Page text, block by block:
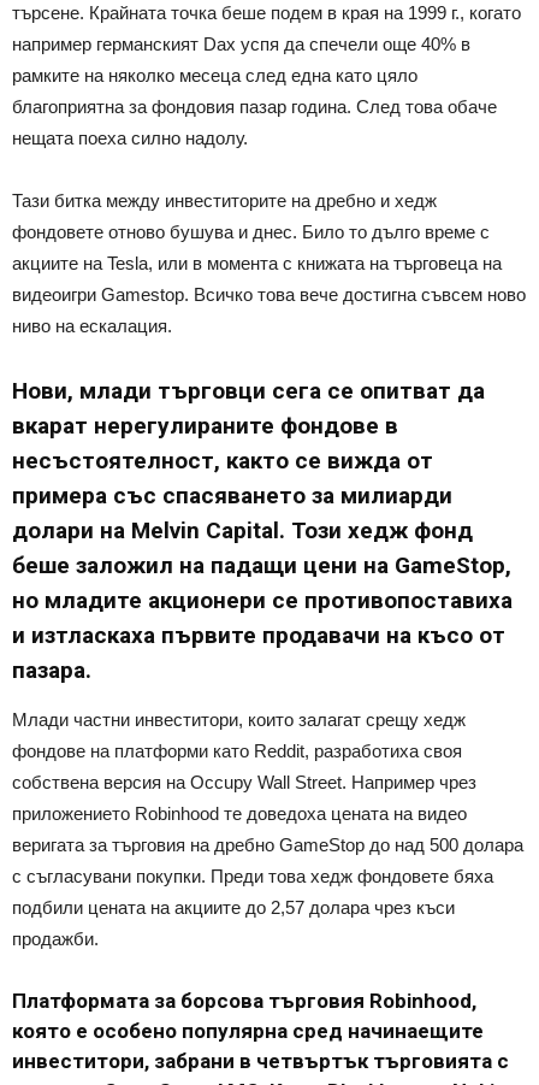
търсене. Крайната точка беше подем в края на 1999 г., когато
например германският Dax успя да спечели още 40% в
рамките на няколко месеца след една като цяло
благоприятна за фондовия пазар година. След това обаче
нещата поеха силно надолу.
Тази битка между инвеститорите на дребно и хедж
фондовете отново бушува и днес. Било то дълго време с
акциите на Tesla, или в момента с книжата на търговеца на
видеоигри Gamestop. Всичко това вече достигна съвсем ново
ниво на ескалация.
Нови, млади търговци сега се опитват да
вкарат нерегулираните фондове в
несъстоятелност, както се вижда от
примера със спасяването за милиарди
долари на Melvin Capital. Този хедж фонд
беше заложил на падащи цени на GameStop,
но младите акционери се противопоставиха
и изтласкаха първите продавачи на късо от
пазара.
Млади частни инвеститори, които залагат срещу хедж
фондове на платформи като Reddit, разработиха своя
собствена версия на Occupy Wall Street. Например чрез
приложението Robinhood те доведоха цената на видео
веригата за търговия на дребно GameStop до над 500 долара
с съгласувани покупки. Преди това хедж фондовете бяха
подбили цената на акциите до 2,57 долара чрез къси
продажби.
Платформата за борсова търговия Robinhood,
която е особено популярна сред начинаещите
инвеститори, забрани в четвъртък търговията с